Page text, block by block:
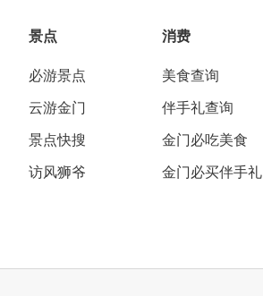
景点
必游景点
云游金门
景点快搜
访风狮爷
消费
美食查询
伴手礼查询
金门必吃美食
金门必买伴手礼